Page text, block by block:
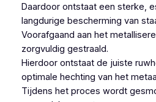
Daardoor ontstaat een sterke,
langdurige bescherming van
Voorafgaand aan het
zorgvuldig gestraald.
Hierdoor ontstaat de juiste
optimale hechting van het
Tijdens het proces wordt